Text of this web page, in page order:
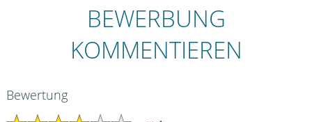
BEWERBUNG
KOMMENTIEREN
Bewertung